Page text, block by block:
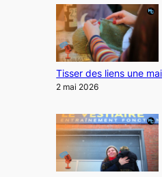
Tisser des liens une
2 mai 2026